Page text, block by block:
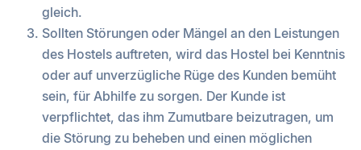
gleich.
Sollten Störungen oder Mängel an den Leistungen
des Hostels auftreten, wird das Hostel bei Kenntnis
oder auf unverzügliche Rüge des Kunden bemüht
sein, für Abhilfe zu sorgen. Der Kunde ist
verpflichtet, das ihm Zumutbare beizutragen, um
die Störung zu beheben und einen möglichen